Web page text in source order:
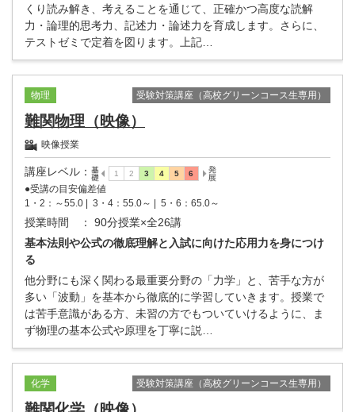
くり読み解き、考えることを通じて、正確かつ高度な読解
力・論理的思考力、記述力・論述力を育成します。さらに、
テストゼミで定着を図ります。上記…
物理 受験対策講座（高校グリーンコース生専用）
難関物理（映像）
映像授業
講座レベル ：
●受講の目安偏差値
1・2：～55.0 |
3・4：55.0～ | 5・6：65.0～
授業時間
： 90分授業×全26講
基本法則や公式の徹底理解と入試に向けた応用力を身につけ
る
他分野にも深く関わる最重要分野の「力学」と、苦手な方が
多い「波動」を基本から徹底的に学習していきます。授業で
は苦手意識がある方、未習の方でもついていけるように、ま
ず物理の基本公式や原理を丁寧に説…
化学 受験対策講座（高校グリーンコース生専用）